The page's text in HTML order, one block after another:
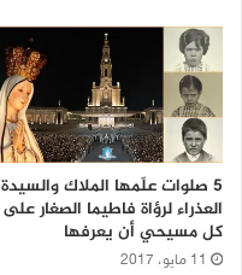
5 صلوات علّمها الملاك والسيدة
العذراء لرؤاة فاطيما الصغار على
كل مسيحي أن يعرفها
11 مايو، 2017